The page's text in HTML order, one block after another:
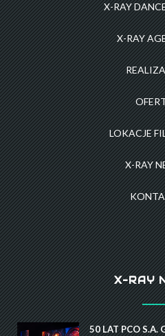
X-RAY
X-RAY
LOKACJE
X-RAY
X-RAY
50 LAT PCO S.A.